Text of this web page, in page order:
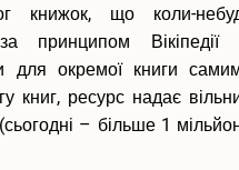
книжок, що коли-
принципом
для окремої книги
книг, ресурс надає
– більше 1